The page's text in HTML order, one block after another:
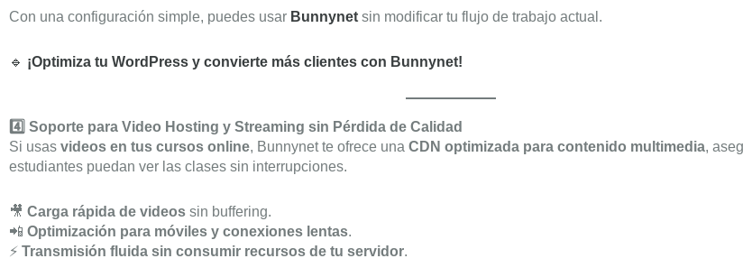
Con una configuración simple, puedes usar Bunnynet sin modificar tu flujo de trabajo actual.
🔹 ¡Optimiza tu WordPress y convierte más clientes con Bunnynet!
4️⃣ Soporte para Video Hosting y Streaming sin Pérdida de Calidad
Si usas videos en tus cursos online, Bunnynet te ofrece una CDN optimizada para contenido multimedia,
estudiantes puedan ver las clases sin interrupciones.
🎥 Carga rápida de videos sin buffering.
📲 Optimización para móviles y conexiones lentas.
⚡ Transmisión fluida sin consumir recursos de tu servidor.